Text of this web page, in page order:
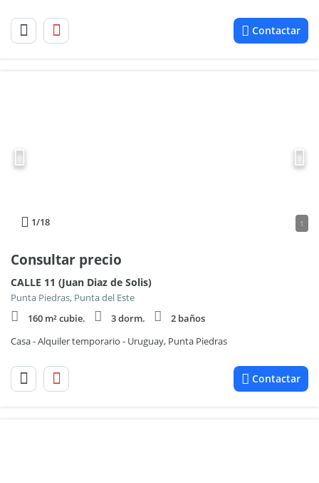
Contactar
1/18 1
Consultar precio
CALLE 11 (Juan Diaz de Solis)
Punta Piedras, Punta del Este
160 m² cubie.
3 dorm.
2 baños
Casa - Alquiler temporario - Uruguay, Punta Piedras
Contactar